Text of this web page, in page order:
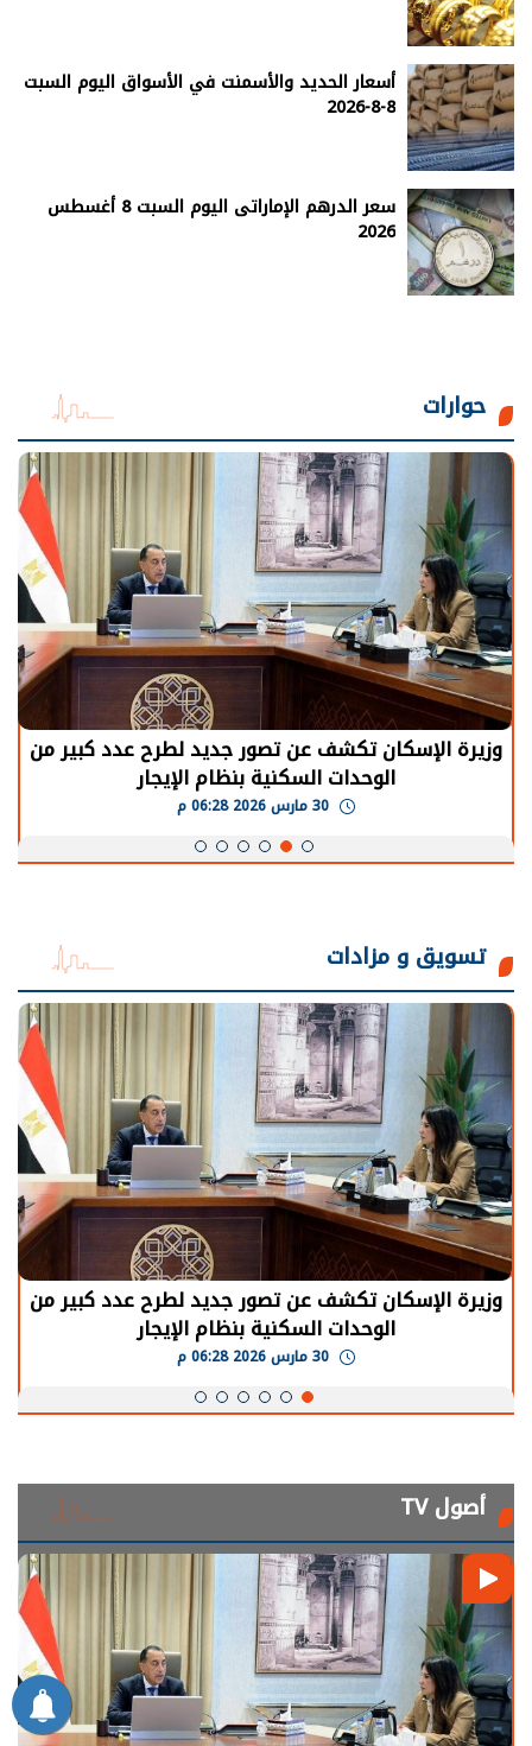
أسعار الحديد والأسمنت في الأسواق اليوم السبت
8-8-2026
سعر الدرهم الإماراتى اليوم السبت 8 أغسطس
2026
حوارات
الرئيس السيسي: توقف الأنشطة في قطاع الطاقة
يحتاج إلى سنوات لعودة معدلات الإنتاج الطبيعية
تسويق و مزادات
الرئيس السيسي: توقف الأنشطة في قطاع الطاقة
يحتاج إلى سنوات لعودة معدلات الإنتاج الطبيعية
أصول TV